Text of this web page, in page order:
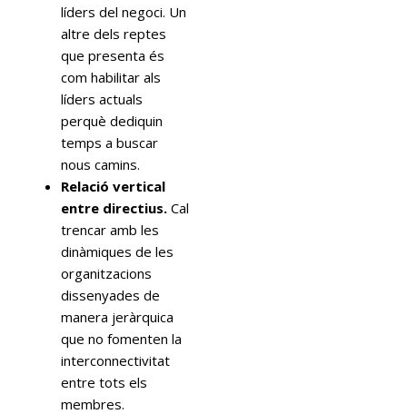
líders del negoci. Un
altre dels reptes
que presenta és
com habilitar als
líders actuals
perquè dediquin
temps a buscar
nous camins.
Relació vertical
entre directius. Cal
trencar amb les
dinàmiques de les
organitzacions
dissenyades de
manera jeràrquica
que no fomenten la
interconnectivitat
entre tots els
membres.